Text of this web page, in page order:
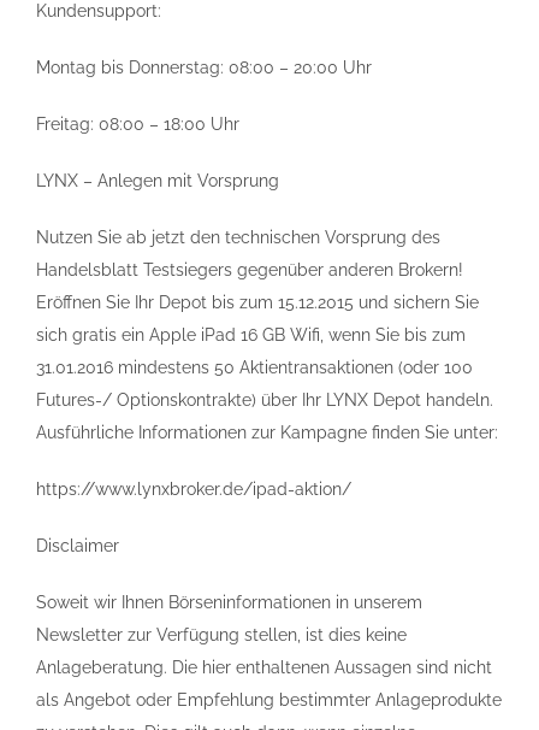
Kundensupport:
Montag bis Donnerstag: 08:00 – 20:00 Uhr
Freitag: 08:00 – 18:00 Uhr
LYNX – Anlegen mit Vorsprung
Nutzen Sie ab jetzt den technischen Vorsprung des
Handelsblatt Testsiegers gegenüber anderen Brokern!
Eröffnen Sie Ihr Depot bis zum 15.12.2015 und sichern Sie
sich gratis ein Apple iPad 16 GB Wifi, wenn Sie bis zum
31.01.2016 mindestens 50 Aktientransaktionen (oder 100
Futures-/ Optionskontrakte) über Ihr LYNX Depot handeln.
Ausführliche Informationen zur Kampagne finden Sie unter:
https://www.lynxbroker.de/ipad-aktion/
Disclaimer
Soweit wir Ihnen Börseninformationen in unserem
Newsletter zur Verfügung stellen, ist dies keine
Anlageberatung. Die hier enthaltenen Aussagen sind nicht
als Angebot oder Empfehlung bestimmter Anlageprodukte